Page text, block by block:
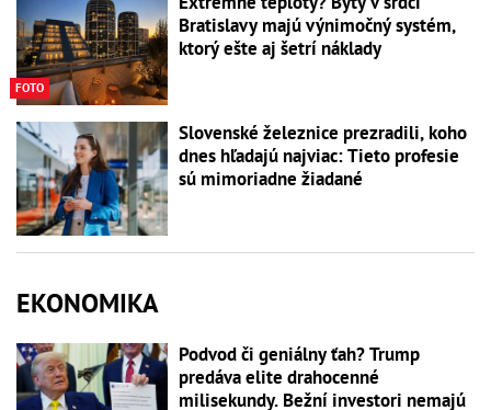
FOTO
Bratislavy majú výnimočný systém,
ktorý ešte aj šetrí náklady
Slovenské železnice prezradili, koho
dnes hľadajú najviac: Tieto profesie
sú mimoriadne žiadané
EKONOMIKA
Podvod či geniálny ťah? Trump
predáva elite drahocenné
milisekundy. Bežní investori nemajú